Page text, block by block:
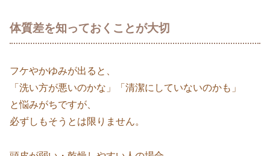
体質差を知っておくことが大切
フケやかゆみが出ると、
「洗い方が悪いのかな」「清潔にしていないのかも」
と悩みがちですが、
必ずしもそうとは限りません。